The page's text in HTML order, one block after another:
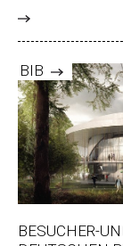
BIB
BESUCHER-